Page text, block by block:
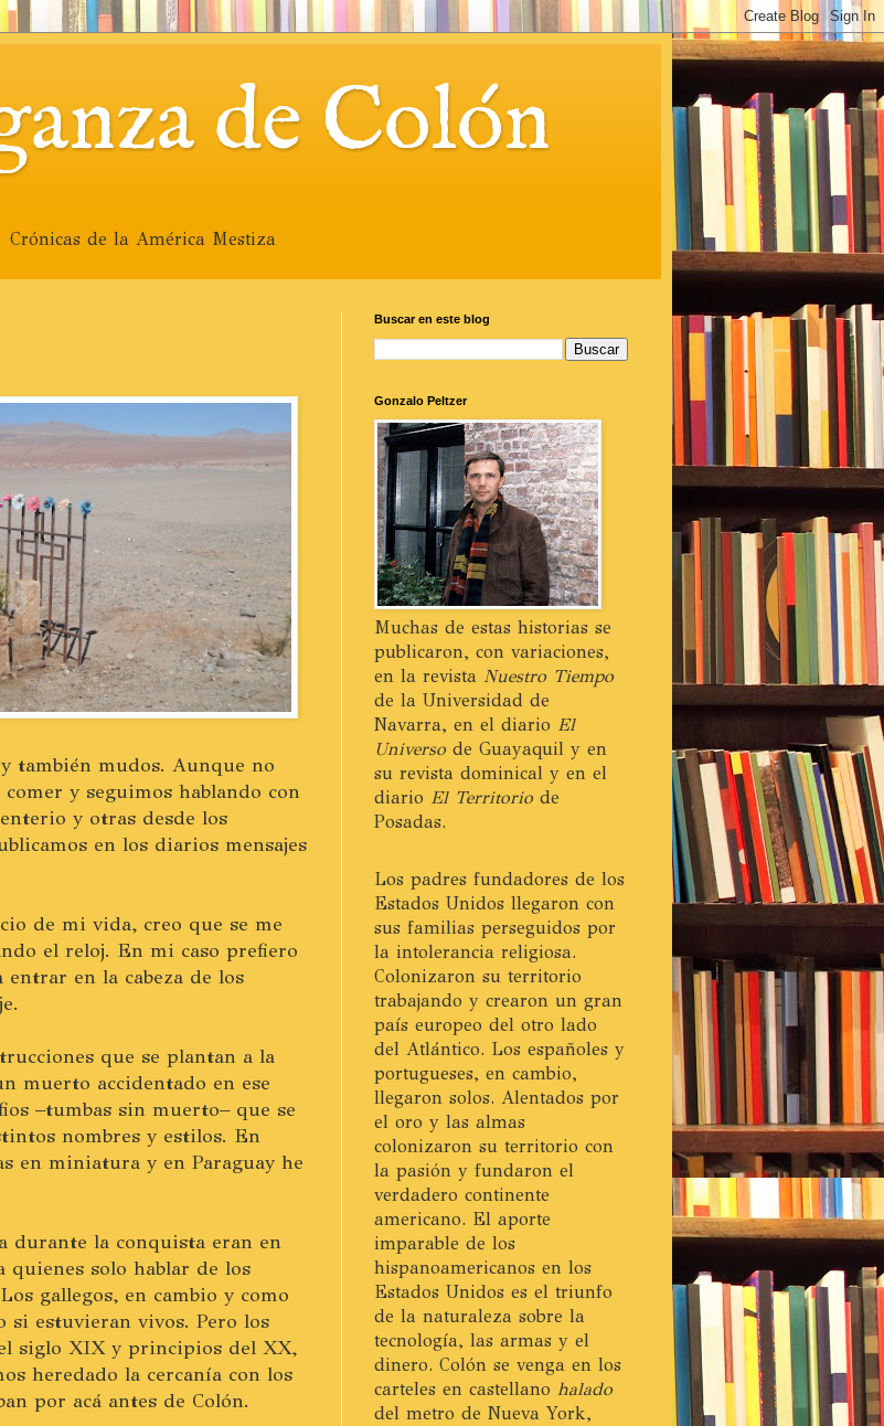
de Colón
Crónicas de la América Mestiza
también mudos. Aunque no
y seguimos hablando con
y otras desde los
en los diarios mensajes
de mi vida, creo que se me
el reloj. En mi caso prefiero
en la cabeza de los
que se plantan a la
muerto accidentado en ese
–tumbas sin muerto– que se
nombres y estilos. En
en miniatura y en Paraguay he
durante la conquista eran en
quienes solo hablar de los
gallegos, en cambio y como
si estuvieran vivos. Pero los
siglo XIX y principios del XX,
heredado la cercanía con los
por acá antes de Colón.
Buscar en este blog
Gonzalo Peltzer
Muchas de estas historias se
publicaron, con variaciones,
en la revista Nuestro Tiempo
de la Universidad de
Navarra, en el diario El
Universode Guayaquil y en
su revista dominical y en el
diario El Territoriode
Posadas.
Los padres fundadores de los
Estados Unidos llegaron con
sus familias perseguidos por
la intolerancia religiosa.
Colonizaron su territorio
trabajando y crearon un gran
país europeo del otro lado
del Atlántico. Los españoles y
portugueses, en cambio,
llegaron solos. Alentados por
el oro y las almas
colonizaron su territorio con
la pasión y fundaron el
verdadero continente
americano. El aporte
imparable de los
hispanoamericanos en los
Estados Unidos es el triunfo
de la naturaleza sobre la
tecnología, las armas y el
dinero. Colón se venga en los
carteles en castellano halado
del metro de Nueva York,